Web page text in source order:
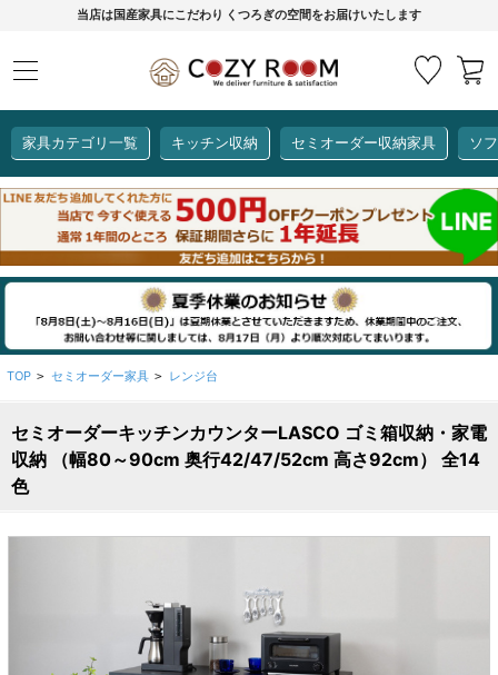
当店は国産家具にこだわり くつろぎの空間をお届けいたします
家具カテゴリ一覧 キッチン収納 セミオーダー収納家具 ソ
キッチン収納
全て見る
ダストボックス収納可能
キッチンボード（食器棚・カップボード）
セミオーダー収納家具
全て見る
【CUBO】&【LASCO】レンジ台
【LASCO】ワードローブ
【LASCO】スリムラック
【VALO】ダイニングテーブル
【Pittaly】耐震上置きラック
【PORTIER】&【LASCO】シューズ
ボックス
【Wickei】チェスト
【Carina】アコーディオンドア
ソファー
全て見る
大きさで選ぶ
2人掛けソファー
シェーズロングソファ
ファブリックソファー
リビング家具
全て見る
【Pittaly】耐震上置き
デスク・デスクワゴン
引き戸式カウンター下
趣味の収納
釣竿・釣り具収納
書斎・子供部屋
ダイニングセット
全て見る
【VALO】セミオーダーダイニングテーブル
こたつテーブル
カーインテリア
全て見る
車のサイズで選ぶ
【ワイド幅】リアシートテーブル
COZY ROOMオリジナル
全て見る
ここでしか買えない！COZY ROOMオリジナル家具
生活感を隠してスッキリ収納
レンジ台【CUBO】
狭いキッチンのお悩み解決
【COOKING ASSISTANT】
ディスプレイ鍋収納【Pots】
個室型デスク【COZYROOM】
TOP > セミオーダー家具 > レンジ台
セミオーダーキッチンカウンターLASCO ゴミ箱収納・家電
収納 （幅80～90cm 奥行42/47/52cm 高さ92cm） 全14
色